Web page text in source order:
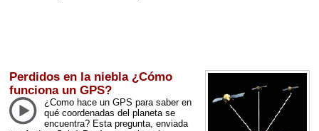
Perdidos en la niebla ¿Cómo
funciona un GPS?
¿Como hace unGPS para saber en
qué coordenadas del planeta se
encuentra? Esta pregunta, enviada